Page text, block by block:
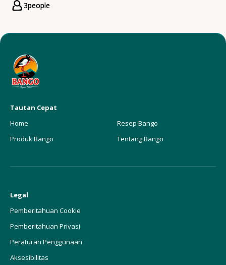
Servings
3people
Tautan Cepat
Home
Produk Bango
Resep Bango
Tentang Bango
Legal
Pemberitahuan Cookie
Pemberitahuan Privasi
Peraturan Penggunaan
Aksesibilitas